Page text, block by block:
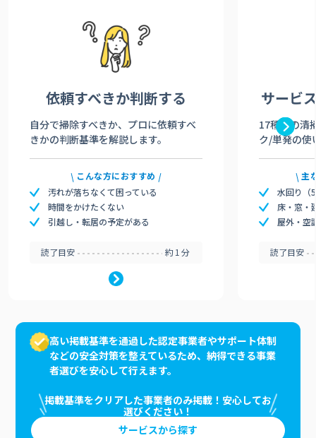
依頼すべきか判断する
自分で掃除すべきか、プロに依頼すべ
きかの判断基準を解説します。
こんな方におすすめ
汚れが落ちなくて困っている
時間をかけたくない
引越し・転居の予定がある
読了目安 約1分
サービ
17種類の清
ク/単発の使
主
水回り（
床・窓・
屋外・空
読了目安
高い掲載基準を通過した認定事業者やサポート体制
などの安全対策を整えているため、納得できる事業
者選びを安心して行えます。
掲載基準をクリアした事業者のみ掲載！安心してお
選びください！
サービスから探す